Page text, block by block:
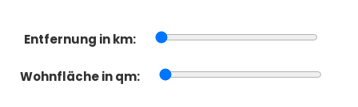
Entfernung in km:
Wohnfläche in qm: